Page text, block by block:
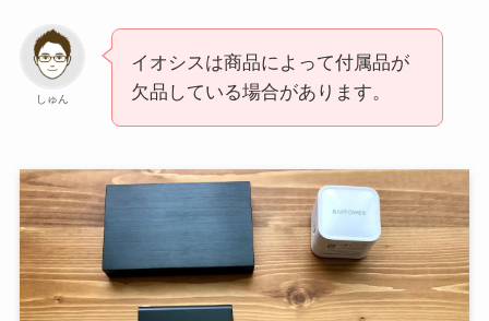
しゅん
イオシスは商品によって付属品が
欠品している場合があります。